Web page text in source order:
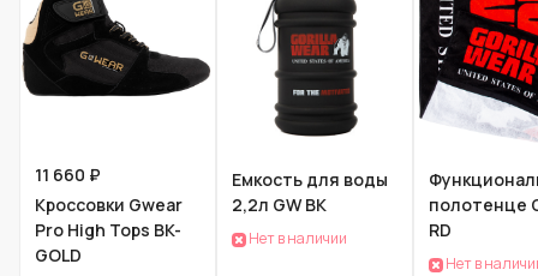
11 660 ₽
Кроссовки Gwear
Pro High Tops BK-
GOLD
Емкость для воды
2,2л GW BK
Нет в наличии
полотенце
RD
Нет в